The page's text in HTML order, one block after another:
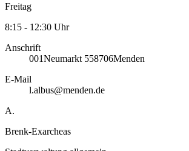
Freitag
8:15 - 12:30 Uhr
Anschrift
001Neumarkt 558706Menden
E-Mail
l.albus@menden.de
A.
Brenk-Exarcheas